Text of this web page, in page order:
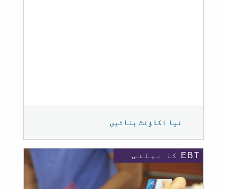
نیا اکاؤنٹ بنائیں
EBT کا بیلنس